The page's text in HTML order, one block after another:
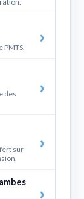
PMTS.
des
sur